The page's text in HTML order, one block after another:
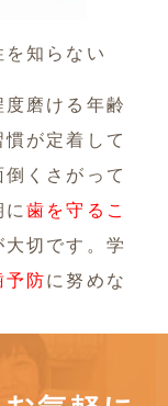
知らない
磨ける年齢
が定着して
くさがって
に歯を守るこ
大切です。学
予防に努めな